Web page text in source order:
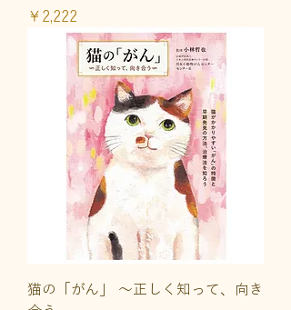
価格
￥2,222
猫の「がん」 ～正しく知って、向き